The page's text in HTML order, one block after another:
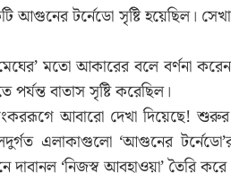
আগুনের টর্নেডো সৃষ্টি হয়েছিল।
মতো আকারের বলে বর্ণনা
বাতাস সৃষ্টি করেছিল।
আবারো দেখা দিয়েছে!
এলাকাগুলো ‘আগুনের
‘নিজস্ব আবহাওয়া’ তৈরি করে